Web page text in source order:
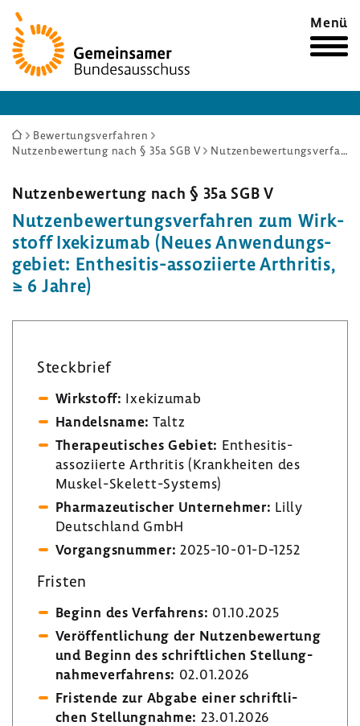
Zur
Startseite
Menü
Sie
sind
Bewertungsverfahren
Nutzenbewertung nach § 35a SGB V
Nutzenbewertungsverfahren zum Wirkstoff Ixekizumab (Neues Anwendungsgebiet: Enthesitis-assoziierte Arthritis, ≥ 6 Jahre)
Nutzen­be­wer­tung nach § 35a SGB V
Nutzen­be­wer­tungs­ver­fahren zum Wirk­
stoff Ixeki­zumab (Neues Anwen­dungs­
ge­biet: Enthesitis-​assoziierte Arthritis,
≥ 6 Jahre)
Steck­brief
Wirk­stoff: Ixeki­zumab
Handels­name: Taltz
Thera­peu­ti­sches Gebiet: Enthesitis-​
assoziierte Arthritis (Krank­heiten des
Muskel-​Skelett-Systems)
Phar­ma­zeu­ti­scher Unter­nehmer: Lilly
Deutsch­land GmbH
Vorgangs­nummer: 2025-​10-01-D-1252
Fristen
Beginn des Verfah­rens: 01.10.2025
Veröf­fent­li­chung der Nutzen­be­wer­tung
und Beginn des schrift­li­chen Stel­lung­
nah­me­ver­fah­rens: 02.01.2026
Fris­tende zur Abgabe einer schrift­li­
chen Stel­lung­nahme: 23.01.2026